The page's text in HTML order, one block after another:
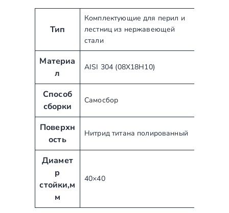
и
б
т
ы
н
ч
е
н
и
е
Тип
Комплектующие для перил и
лестниц из нержавеющей
стали
Материа
л
AISI 304 (08Х18Н10)
Способ
сборки
Самосбор
Поверхн
ость
Нитрид титана полированный
Диамет
р
стойки,м
м
40×40